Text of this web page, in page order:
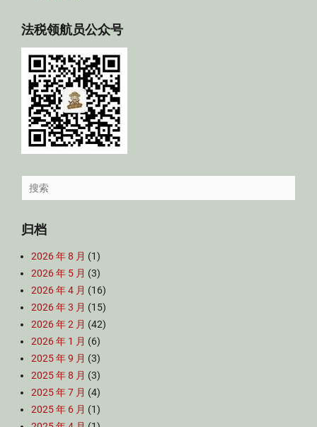
法税领航员公众号
Search
for:
归档
2026 年 8 月 (1)
2026 年 5 月 (3)
2026 年 4 月 (16)
2026 年 3 月 (15)
2026 年 2 月 (42)
2026 年 1 月 (6)
2025 年 9 月 (3)
2025 年 8 月 (3)
2025 年 7 月 (4)
2025 年 6 月 (1)